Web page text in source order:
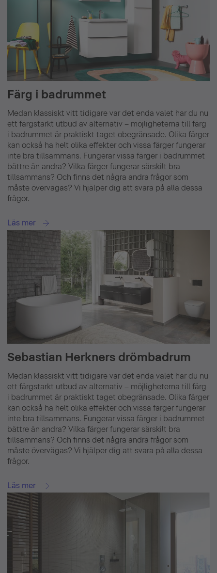
Färg i badrummet
Medan klassiskt vitt tidigare var det enda valet har du nu
ett färgstarkt utbud av alternativ – möjligheterna till färg
i badrummet är praktiskt taget obegränsade. Olika färger
kan också ha helt olika effekter och vissa färger fungerar
inte bra tillsammans. Fungerar vissa färger i badrummet
bättre än andra? Vilka färger fungerar särskilt bra
tillsammans? Och finns det några andra frågor som
måste övervägas? Vi hjälper dig att svara på alla dessa
frågor.
Läs mer
Sebastian Herkners drömbadrum
Medan klassiskt vitt tidigare var det enda valet har du nu
ett färgstarkt utbud av alternativ – möjligheterna till färg
i badrummet är praktiskt taget obegränsade. Olika färger
kan också ha helt olika effekter och vissa färger fungerar
inte bra tillsammans. Fungerar vissa färger i badrummet
bättre än andra? Vilka färger fungerar särskilt bra
tillsammans? Och finns det några andra frågor som
måste övervägas? Vi hjälper dig att svara på alla dessa
frågor.
Läs mer